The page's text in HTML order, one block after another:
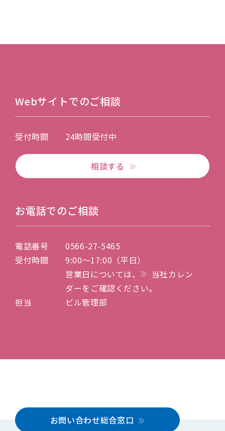
Webサイトでのご相談
受付時間 24時間受付中
相談する
お電話でのご相談
電話番号
0566-27-5465
受付時間
9:00～17:00（平日）
営業日については、
当社カレン
ダーをご確認ください。
担当
ビル管理部
お問い合わせ総合窓口